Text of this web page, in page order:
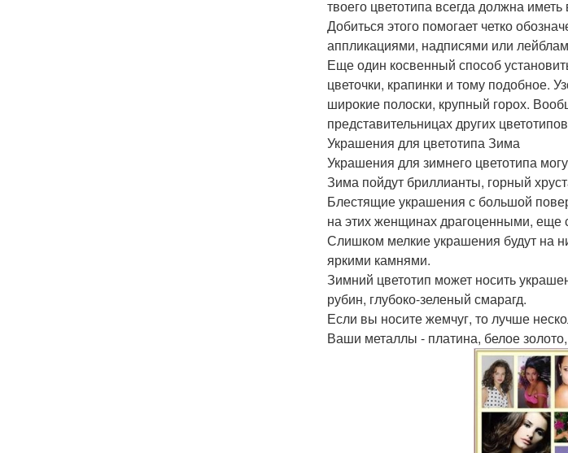
твоего цветотипа всегда должна
Добиться этого помогает четко
аппликациями, надписями или
Еще один косвенный способ
цветочки, крапинки и тому подобное.
широкие полоски, крупный горох.
представительницах других
Украшения для цветотипа Зима
Украшения для зимнего цветотипа
Зима пойдут бриллианты, горный
Блестящие украшения с большой
на этих женщинах драгоценными, еще
Слишком мелкие украшения будут на
яркими камнями.
Зимний цветотип может носить
рубин, глубоко-зеленый смарагд.
Если вы носите жемчуг, то лучше
Ваши металлы - платина, белое